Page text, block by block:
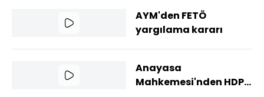
AYM'den FETÖ
yargılama kararı
Anayasa
Mahkemesi'nden HDP